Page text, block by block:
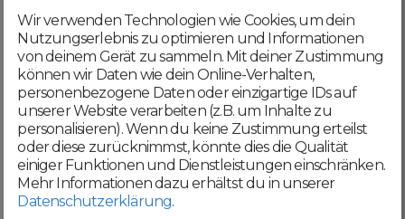
Mit deiner Registrierung bestätigst du,
dass du dieAGBund
Datenschutzerklärung akzeptierst
Weiter
Wir verwenden Technologien wie Cookies, um dein
Nutzungserlebnis zu optimieren und Informationen
von deinem Gerät zu sammeln. Mit deiner Zustimmung
können wir Daten wie dein Online-Verhalten,
personenbezogene Daten oder einzigartige IDs auf
unserer Website verarbeiten (z.B. um Inhalte zu
personalisieren). Wenn du keine Zustimmung erteilst
oder diese zurücknimmst, könnte dies die Qualität
einiger Funktionen und Dienstleistungen einschränken.
Mehr Informationen dazu erhältst du in unserer
Datenschutzerklärung.